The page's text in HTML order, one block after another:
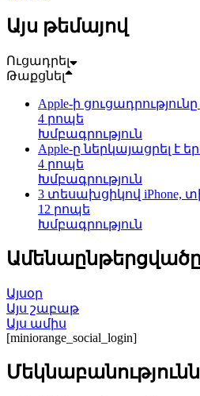
Այս թեմայով
Ուցադրել
Թաքցնել
Apple-ի
4 րոպե
Խմբագրություն
Apple-ը ներկայացրել է
4 րոպե
Խմբագրություն
3 տեսախցիկով iPhone,
12 րոպե
Խմբագրություն
Այսօր
Այս շաբաթ
Այս ամիս
[miniorange_social_login]